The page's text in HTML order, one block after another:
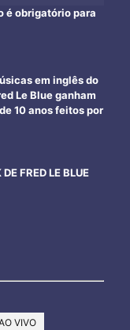
é obrigatório para
em inglês do
Le Blue ganham
10 anos feitos por
FRED LE BLUE
VIVO